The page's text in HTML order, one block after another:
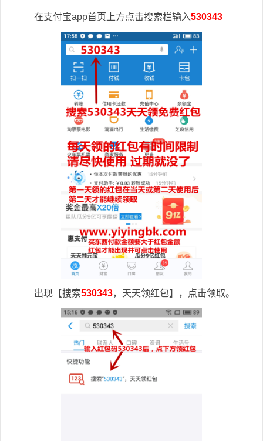
在支付宝app首页上方点击搜索栏输入530343
出现【搜索530343，天天领红包】，点击领取。